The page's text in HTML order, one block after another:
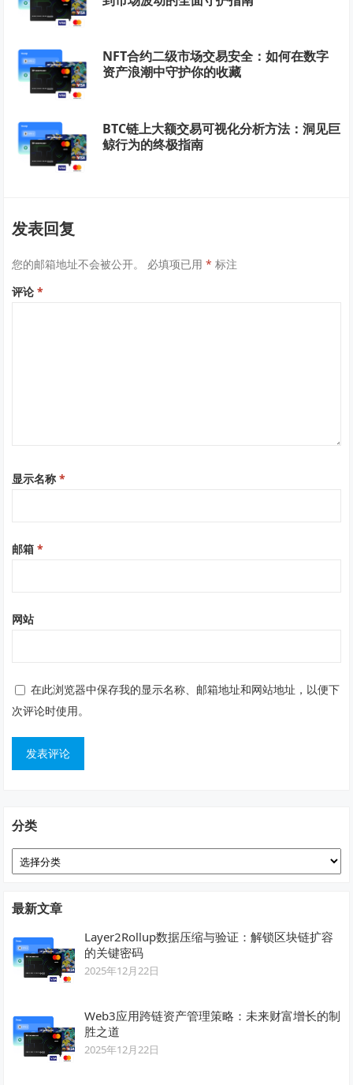
NFT合约二级市场交易安全：如何在数字
资产浪潮中守护你的收藏
BTC链上大额交易可视化分析方法：洞见巨
鲸行为的终极指南
发表回复
您的邮箱地址不会被公开。 必填项已用* 标注
评论*
显示名称*
邮箱*
网站
在此浏览器中保存我的显示名称、邮箱地址和网站地址，以便下
次评论时使用。
分类
分
类
最新文章
Layer2Rollup数据压缩与验证：解锁区块链扩容
的关键密码
2025年12月22日
Web3应用跨链资产管理策略：未来财富增长的制
胜之道
2025年12月22日